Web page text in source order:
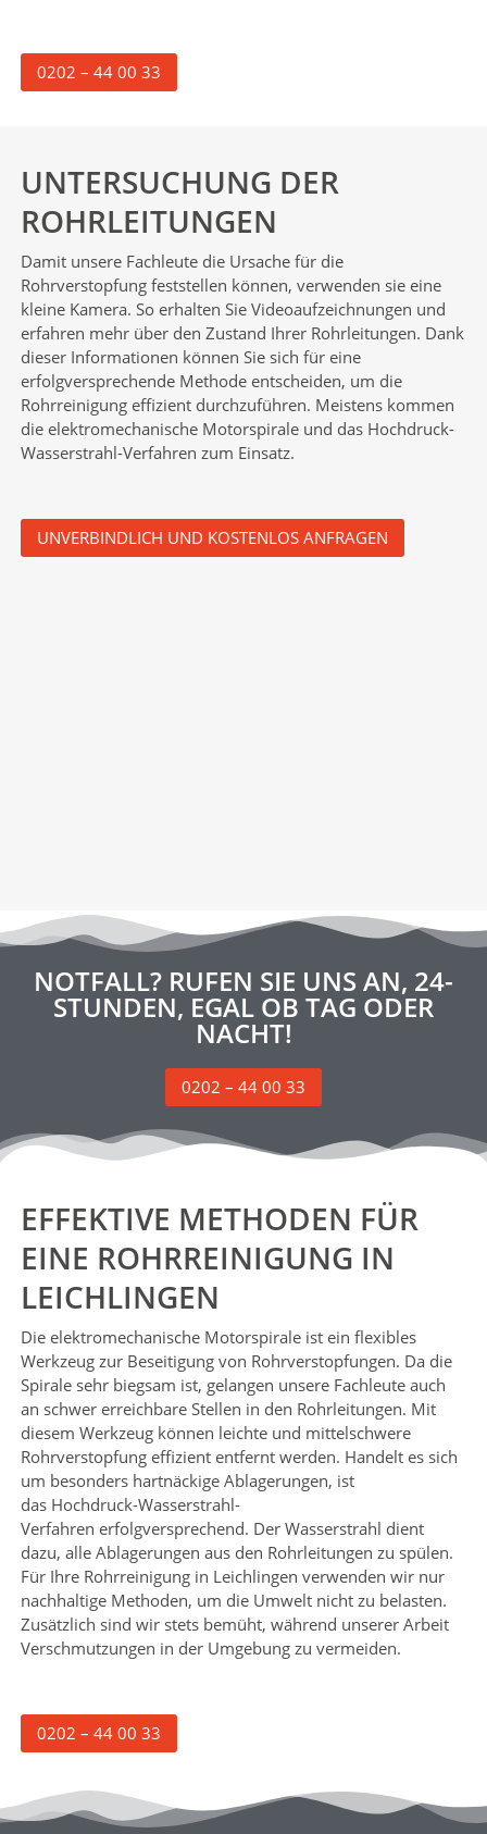
0202 – 44 00 33
UNTERSUCHUNG DER
ROHRLEITUNGEN
Damit unsere Fachleute die Ursache für die
Rohrverstopfung feststellen können, verwenden sie eine
kleine Kamera. So erhalten Sie Videoaufzeichnungen und
erfahren mehr über den Zustand Ihrer Rohrleitungen. Dank
dieser Informationen können Sie sich für eine
erfolgversprechende Methode entscheiden, um die
Rohrreinigung effizient durchzuführen. Meistens kommen
die elektromechanische Motorspirale und das Hochdruck-
Wasserstrahl-Verfahren zum Einsatz.
UNVERBINDLICH UND KOSTENLOS ANFRAGEN
NOTFALL? RUFEN SIE UNS AN, 24-
STUNDEN, EGAL OB TAG ODER
NACHT!
0202 – 44 00 33
EFFEKTIVE METHODEN FÜR
EINE ROHRREINIGUNG IN
LEICHLINGEN
Die elektromechanische Motorspirale ist ein flexibles
Werkzeug zur Beseitigung von Rohrverstopfungen. Da die
Spirale sehr biegsam ist, gelangen unsere Fachleute auch
an schwer erreichbare Stellen in den Rohrleitungen. Mit
diesem Werkzeug können leichte und mittelschwere
Rohrverstopfung effizient entfernt werden. Handelt es sich
um besonders hartnäckige Ablagerungen, ist
das Hochdruck-Wasserstrahl-
Verfahren erfolgversprechend. Der Wasserstrahl dient
dazu, alle Ablagerungen aus den Rohrleitungen zu spülen.
Für Ihre Rohrreinigung in Leichlingen verwenden wir nur
nachhaltige Methoden, um die Umwelt nicht zu belasten.
Zusätzlich sind wir stets bemüht, während unserer Arbeit
Verschmutzungen in der Umgebung zu vermeiden.
0202 – 44 00 33